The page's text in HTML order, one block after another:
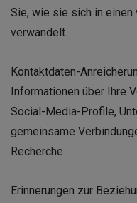
Sie, wie sie sich in
verwandelt.
Kontaktdaten-
Informationen über Ihre
Social-Media-Profile,
gemeinsame
Recherche.
Erinnerungen zur